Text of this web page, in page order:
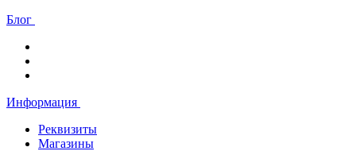
Блог
Информация
Реквизиты
Магазины